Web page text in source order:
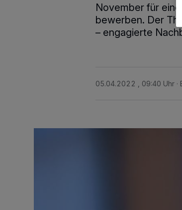
November für
bewerben. Der
– engagierte
05.04.2022 , 09:40 Uhr